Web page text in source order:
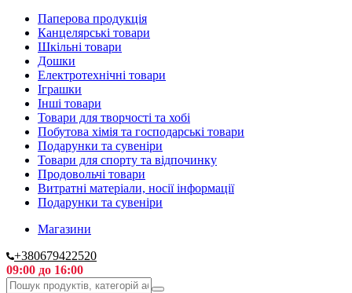
Паперова продукція
Канцелярські товари
Шкільні товари
Дошки
Електротехнічні товари
Іграшки
Інші товари
Товари для творчості та хобі
Побутова хімія та господарські товари
Подарунки та сувеніри
Товари для спорту та відпочинку
Продовольчі товари
Витратні матеріали, носії інформації
Подарунки та сувеніри
Магазини
+380679422520
09:00 до 16:00